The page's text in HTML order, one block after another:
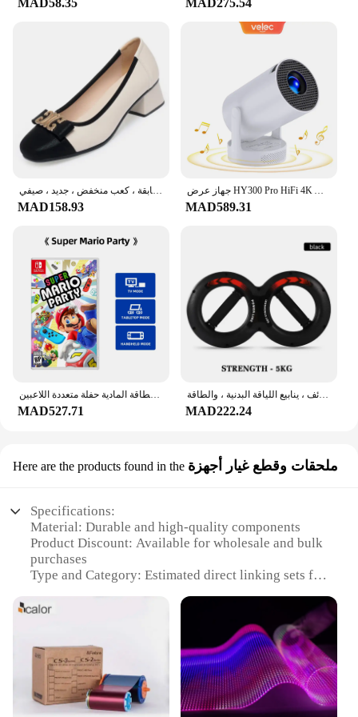
experience. The availability of bulk purchases
ensures that vendors and suppliers can benefit from
significant discounts, making these sets an
economical choice for both wholesale and retail
applications. With the Estimated Direct Linking
sets, financial institutions and vendors can
streamline their operations and enhance customer
satisfaction.
MAD58.35 MAD275.54
حذاء فردي للنساء بنعل ناعم وأكمام مسطحة ، حذاء فرنسي ، جلد ناعم ، كل أنواع المطابقة ، كعب منخفض ، جديد ، صيفي ،
MAD158.93
جهاز عرض HY300 Pro HiFi 4K Android 11 Dual Wifi6.0 BT5.0 H713 280ANSI 720P مكبر صوت سينما مدمج جهاز عرض صغير محمول
MAD589.31
نينتندو سويتش - سوبر ماريو بارتي - إصدار ستاندر - ألعاب خرطوشة البطاقة المادية حفلة متعددة اللاعبين
MAD527.71
مدرب قوة اليد لتمارين المعصم والذراع ، قوة قوة الساعد متعددة الوظائف ، ينابيع اللياقة البدنية ، والطاقة
MAD222.24
Here are the products found in the ملحقات وقطع غيار أجهزة
Specifications:
Material: Durable and high-quality components
Product Discount: Available for wholesale and bulk
purchases
Type and Category: Estimated direct linking sets for
Design and Style: Sleek and functional design for
Usage and Purpose: Enhances device performance
and longevity
Typical Adaptive Scenario: Suitable for various
electronic devices
Shape or Size or Weight or Quantity: Designed for a